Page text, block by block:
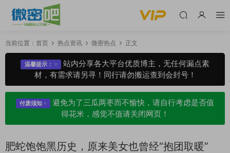
当前位置： 首页 热点资讯 微密热点 正文
温馨提示：
站内分享各大平台优质博主，无任何漏点素
材，有需求请另寻！同行请勿搬运查到会封号！
付废须知
避免为了三瓜两枣而不愉快，请自行考虑是否值
得花米，感觉不值请关闭网页！
肥蛇饱饱黑历史，原来美女也曾经“抱团取暖”